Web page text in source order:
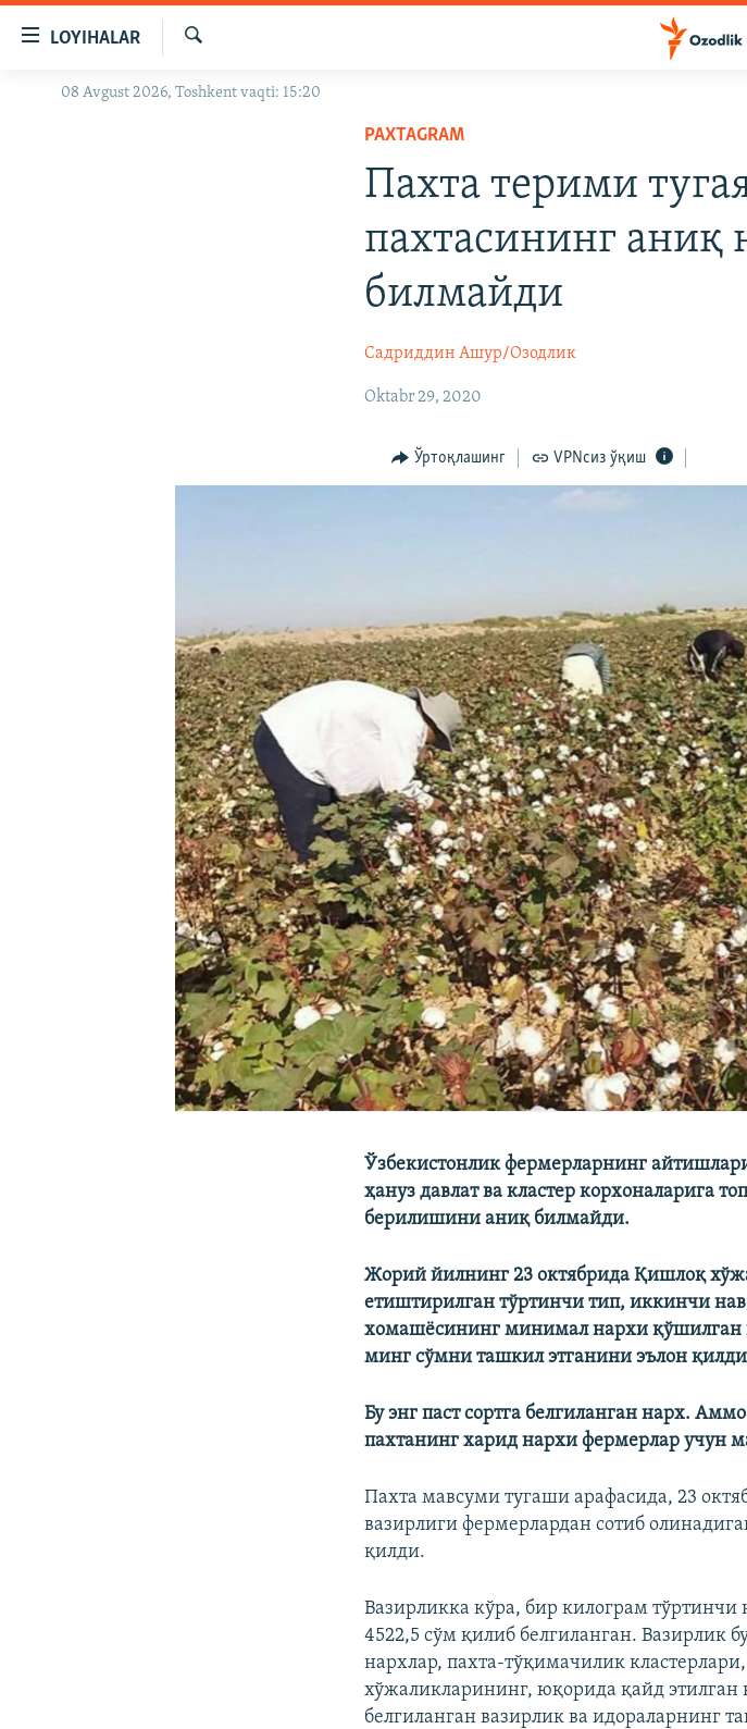
Бош
LOYIHALAR
OZODLIK SURISHTIRUVLARI
Излаш
08 Avgust 2026, Toshkent vaqti: 15:20
PAXTAGRAM
Пахта терими
пахтасининг аниқ
билмайди
Садриддин Ашур/Озодлик
Oktabr 29, 2020
Ўртоқлашинг VPNсиз ўқиш
Ўзбекистонлик фермерларнинг
ҳануз давлат ва кластер корхоналарига
берилишини аниқ билмайди.
Жорий йилнинг 23 октябрида Қишлоқ
етиштирилган тўртинчи тип, иккинчи
хомашёсининг минимал нархи қўшилган
минг сўмни ташкил этганини эълон
Бу энг паст сортга белгиланган нарх.
пахтанинг харид нархи фермерлар учун
Пахта мавсуми тугаши арафасида, 23
вазирлиги фермерлардан сотиб
қилди.
Вазирликка кўра, бир килограм
4522,5 сўм қилиб белгиланган. Вазирлик
нархлар, пахта-тўқимачилик
хўжаликларининг, юқорида қайд этилган
белгиланган вазирлик ва идораларнинг